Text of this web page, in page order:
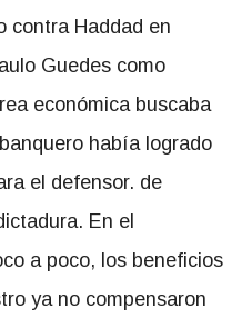
contra Haddad en
Guedes como
económica buscaba
había logrado
el defensor. de
En el
a poco, los beneficios
ya no compensaron